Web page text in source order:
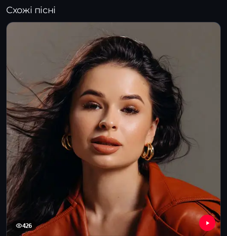
Схожі пісні
426